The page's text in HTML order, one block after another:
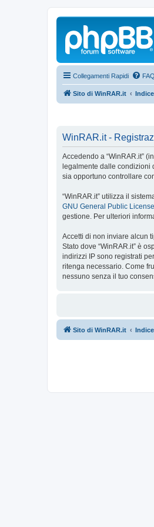
Collegamenti Rapidi FAQ
Sito di WinRAR.it Indice
WinRAR.it -
Accedendo a “WinRAR.it”
legalmente dalle condizioni
sia opportuno controllare
“WinRAR.it” utilizza il
GNU General Public
gestione. Per ulteriori
Accetti di non inviare alcun
Stato dove “WinRAR.it” è
indirizzi IP sono registrati
ritenga necessario. Come
nessuno senza il tuo
Sito di WinRAR.it Indice